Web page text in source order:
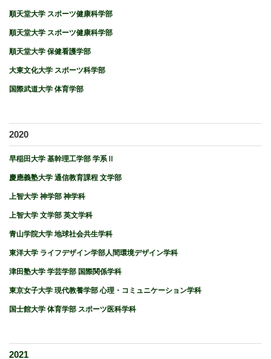
順天堂大学 スポーツ健康科学部
順天堂大学 スポーツ健康科学部
順天堂大学 保健看護学部
大東文化大学 スポーツ科学部
国際武道大学 体育学部
2020
早稲田大学 基幹理工学部 学系Ⅱ
慶應義塾大学 通信教育課程 文学部
上智大学 神学部 神学科
上智大学 文学部 英文学科
青山学院大学 地球社会共生学科
東洋大学 ライフデザイン学部人間環境デザイン学科
津田塾大学 学芸学部 国際関係学科
東京女子大学 現代教養学部 心理・コミュニケーション学科
国士館大学 体育学部 スポーツ医科学科
2021